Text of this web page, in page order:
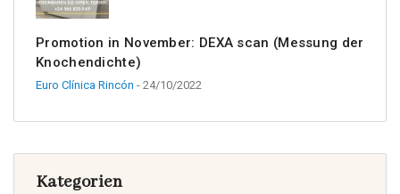
Promotion in November: DEXA scan (Messung der
Knochendichte)
Euro Clínica Rincón - 24/10/2022
Kategorien